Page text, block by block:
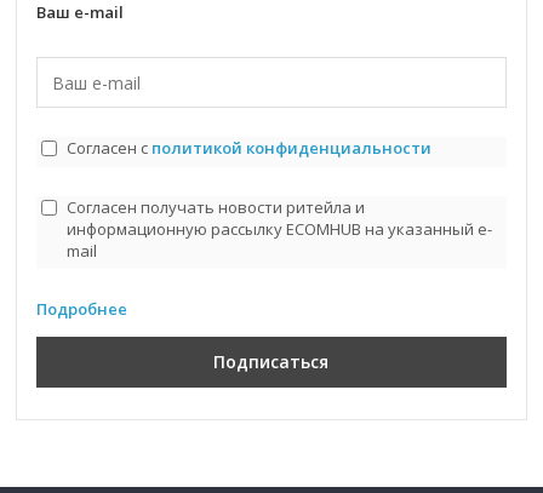
Ваш e-mail
Согласен с политикой конфиденциальности
Согласен получать новости ритейла и
информационную рассылку ECOMHUB на указанный e-
mail
Подробнее